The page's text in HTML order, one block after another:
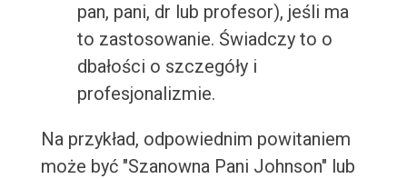
pan, pani, dr lub profesor), jeśli ma
to zastosowanie. Świadczy to o
dbałości o szczegóły i
profesjonalizmie.
Na przykład, odpowiednim powitaniem
może być "Szanowna Pani Johnson" lub